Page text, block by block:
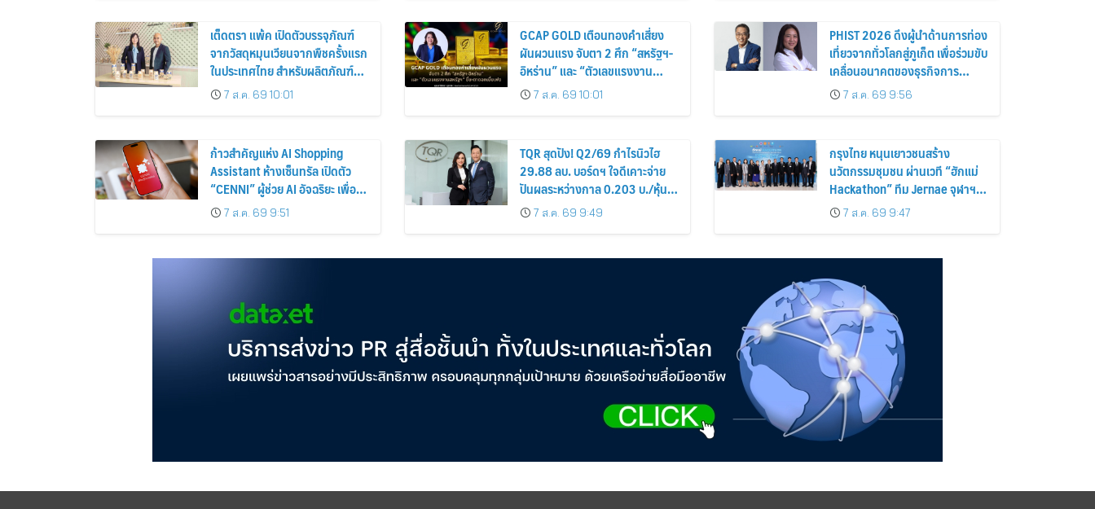
เต็ดตรา แพ้ค เปิดตัวบรรจุภัณฑ์
จากวัสดุหมุนเวียนจากพืชครั้งแรก
ในประเทศไทย สำหรับผลิตภัณฑ์นม
เชียงใหม่ เฟรชมิลค์
7 ส.ค. 69 10:01
GCAP GOLD เตือนทองคำเสี่ยง
ผันผวนแรง จับตา 2 ศึก “สหรัฐฯ-
อิหร่าน” และ “ตัวเลขแรงงาน
สหรัฐฯ” ชี้ชะตาดอกเบี้ยเฟด
7 ส.ค. 69 10:01
PHIST 2026 ดึงผู้นำด้านการท่อง
เที่ยวจากทั่วโลกสู่ภูเก็ต เพื่อร่วมขับ
เคลื่อนอนาคตของธุรกิจการ
บริการอย่างยั่งยืน
7 ส.ค. 69 9:56
ก้าวสำคัญแห่ง AI Shopping
Assistant ห้างเซ็นทรัล เปิดตัว
“CENNI” ผู้ช่วย AI อัจฉริยะ เพื่อน
รู้ใจสายช้อปคนใหม่ ร่วมยกระดับ
ประสบการณ์ช้อปปิ้งให้ง่ายขึ้นได้
7 ส.ค. 69 9:51
TQR สุดปัง! Q2/69 กำไรนิวไฮ
29.88 ลบ. บอร์ดฯ ใจดีเคาะจ่าย
ปันผลระหว่างกาล 0.203 บ./หุ้น
รับทรัพย์ 4 ก.ย.69
7 ส.ค. 69 9:49
กรุงไทย หนุนเยาวชนสร้าง
นวัตกรรมชุมชน ผ่านเวที “ฮักแม่
Hackathon” ทีม Jernae จุฬาฯ
คว้าแชมป์ ใช้ AI ติดตามทรัพย์สิน
สูญหาย
7 ส.ค. 69 9:47